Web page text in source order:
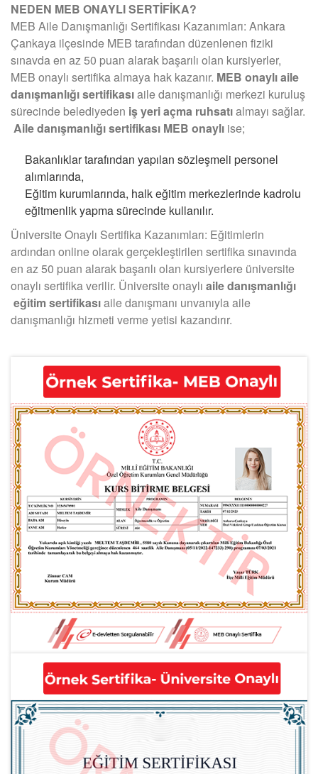
NEDEN MEB ONAYLI SERTİFİKA?
MEB Aile Danışmanlığı Sertifikası Kazanımları: Ankara
Çankaya ilçesinde MEB tarafından düzenlenen fiziki
sınavda en az 50 puan alarak başarılı olan kursiyerler,
MEB onaylı sertifika almaya hak kazanır. MEB onaylı aile
danışmanlığı sertifikasıaile danışmanlığı merkezi kuruluş
sürecinde belediyeden iş yeri açma ruhsatıalmayı sağlar.
Aile danışmanlığı sertifikası MEB onaylı ise;
Bakanlıklar tarafından yapılan sözleşmeli personel
alımlarında,
Eğitim kurumlarında, halk eğitim merkezlerinde kadrolu
eğitmenlik yapma sürecinde kullanılır.
Üniversite Onaylı Sertifika Kazanımları: Eğitimlerin
ardından online olarak gerçekleştirilen sertifika sınavında
en az 50 puan alarak başarılı olan kursiyerlere üniversite
onaylı sertifika verilir. Üniversite onaylı aile danışmanlığı
eğitim sertifikasıaile danışmanı unvanıyla aile
danışmanlığı hizmeti verme yetisi kazandırır.